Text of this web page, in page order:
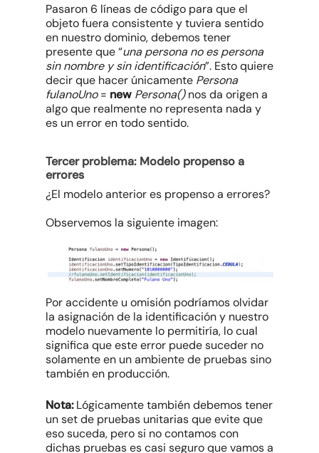
Pasaron 6 líneas de código para que el
objeto fuera consistente y tuviera sentido
en nuestro dominio, debemos tener
presente que “una persona no es persona
sin nombre y sin identificación”. Esto quiere
decir que hacer únicamente Persona
fulanoUno= new Persona()nos da origen a
algo que realmente no representa nada y
es un error en todo sentido.
Tercer problema: Modelo propenso a
errores
¿El modelo anterior es propenso a errores?
Observemos la siguiente imagen:
Por accidente u omisión podríamos olvidar
la asignación de la identificación y nuestro
modelo nuevamente lo permitiría, lo cual
significa que este error puede suceder no
solamente en un ambiente de pruebas sino
también en producción.
Nota:Lógicamente también debemos tener
un set de pruebas unitarias que evite que
eso suceda, pero si no contamos con
dichas pruebas es casi seguro que vamos a